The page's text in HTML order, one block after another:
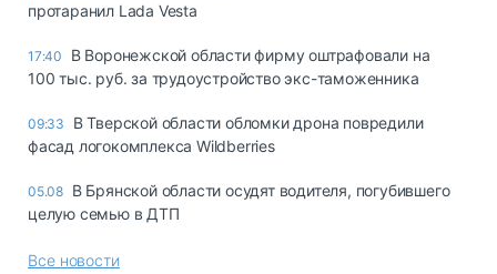
протаранил Lada Vesta
17:40
В Воронежской области фирму оштрафовали на
100 тыс. руб. за трудоустройство экс-таможенника
09:33
В Тверской области обломки дрона повредили
фасад логокомплекса Wildberries
05.08 В Брянской области осудят водителя, погубившего
целую семью в ДТП
Все новости